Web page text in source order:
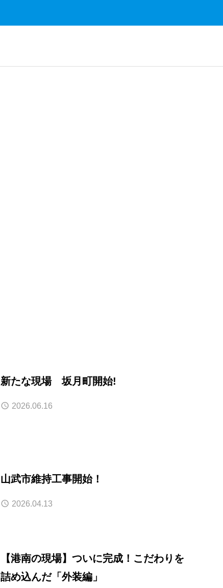
新たな現場 坂月町開始!
2026.06.16
山武市維持工事開始！
2026.04.13
【港南の現場】ついに完成！こだわりを
詰め込んだ「外装編」